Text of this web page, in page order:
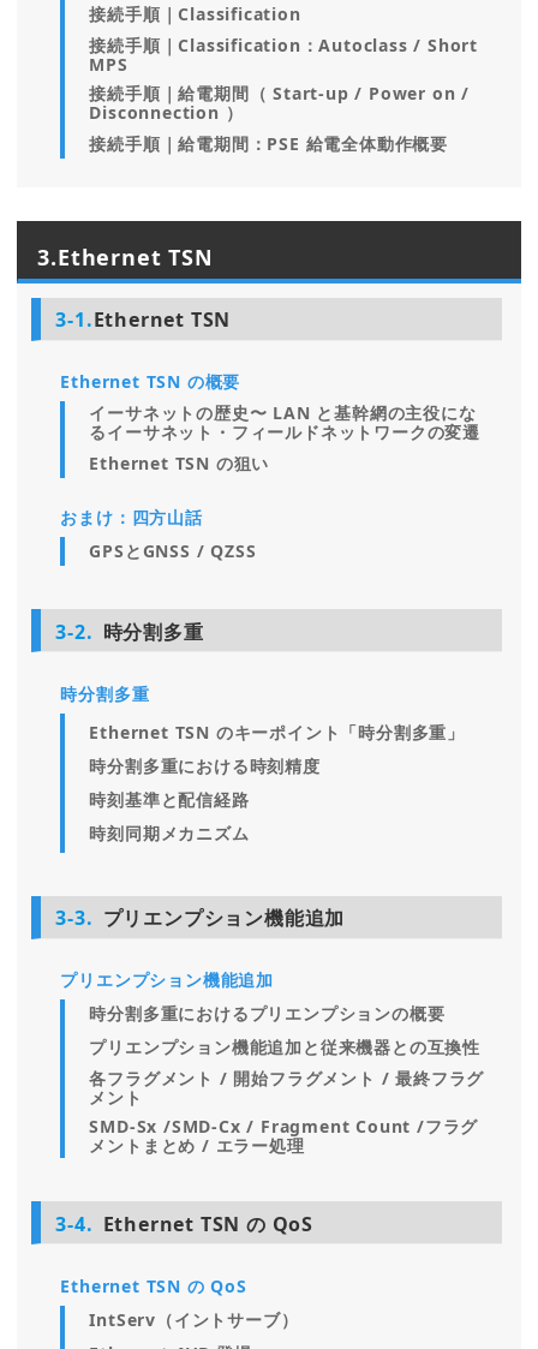
接続手順｜Classification
接続手順｜Classification：Autoclass / Short
MPS
接続手順｜給電期間（ Start-up / Power on /
Disconnection ）
接続手順｜給電期間：PSE 給電全体動作概要
3.Ethernet TSN
3-1.Ethernet TSN
Ethernet TSN の概要
イーサネットの歴史〜 LAN と基幹網の主役にな
るイーサネット・フィールドネットワークの変遷
Ethernet TSN の狙い
おまけ：四方山話
GPSとGNSS / QZSS
3-2. 時分割多重
時分割多重
Ethernet TSN のキーポイント「時分割多重」
時分割多重における時刻精度
時刻基準と配信経路
時刻同期メカニズム
3-3. プリエンプション機能追加
プリエンプション機能追加
時分割多重におけるプリエンプションの概要
プリエンプション機能追加と従来機器との互換性
各フラグメント / 開始フラグメント / 最終フラグ
メント
SMD-Sx /SMD-Cx / Fragment Count /フラグ
メントまとめ / エラー処理
3-4. Ethernet TSN の QoS
Ethernet TSN の QoS
IntServ（イントサーブ）